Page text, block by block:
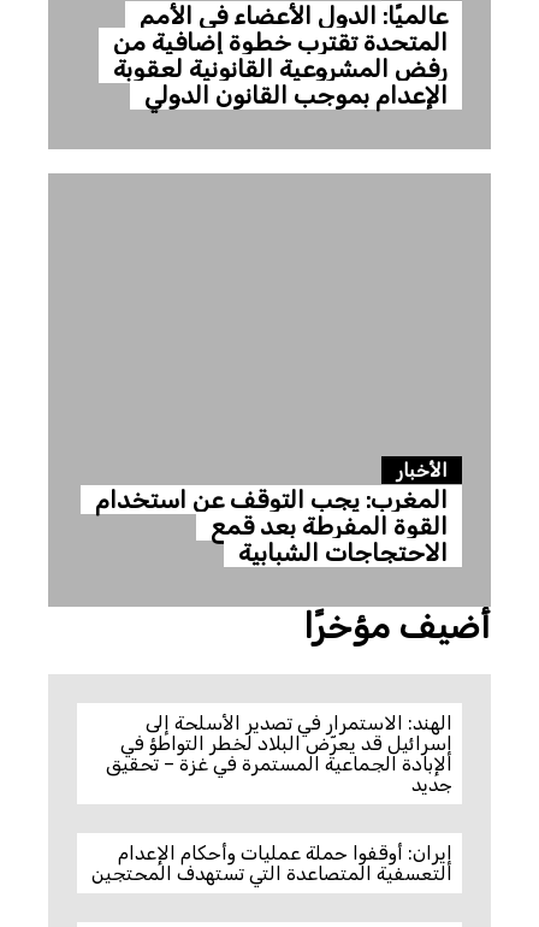
عالميًا: الدول الأعضاء في الأمم
المتحدة تقترب خطوة إضافية من
رفض المشروعية القانونية لعقوبة
الإعدام بموجب القانون الدولي
الأخبار
المغرب: يجب التوقف عن استخدام
القوة المفرطة بعد قمع
الاحتجاجات الشبابية
أضيف مؤخرًا
الهند: الاستمرار في تصدير الأسلحة إلى
إسرائيل قد يعرّض البلاد لخطر التواطؤ في
الإبادة الجماعية المستمرة في غزة – تحقيق
جديد
إيران: أوقفوا حملة عمليات وأحكام الإعدام
التعسفية المتصاعدة التي تستهدف المحتجين